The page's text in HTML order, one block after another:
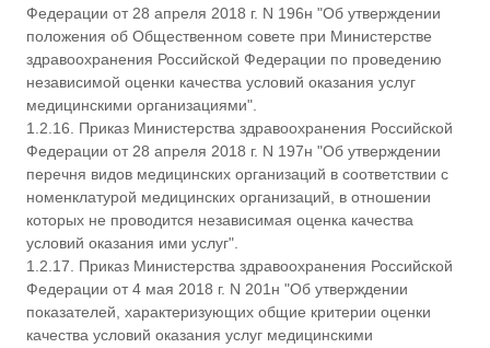
Федерации от 28 апреля 2018 г. N 196н "Об утверждении
положения об Общественном совете при Министерстве
здравоохранения Российской Федерации по проведению
независимой оценки качества условий оказания услуг
медицинскими организациями".
1.2.16. Приказ Министерства здравоохранения Российской
Федерации от 28 апреля 2018 г. N 197н "Об утверждении
перечня видов медицинских организаций в соответствии с
номенклатурой медицинских организаций, в отношении
которых не проводится независимая оценка качества
условий оказания ими услуг".
1.2.17. Приказ Министерства здравоохранения Российской
Федерации от 4 мая 2018 г. N 201н "Об утверждении
показателей, характеризующих общие критерии оценки
качества условий оказания услуг медицинскими